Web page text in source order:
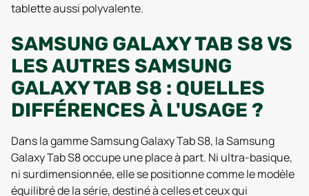
tablette aussi polyvalente.
SAMSUNG GALAXY TAB S8 VS
LES AUTRES SAMSUNG
GALAXY TAB S8 : QUELLES
DIFFÉRENCES À L'USAGE ?
Dans la gamme Samsung Galaxy Tab S8, la Samsung
Galaxy Tab S8 occupe une place à part. Ni ultra-basique,
ni surdimensionnée, elle se positionne comme le modèle
équilibré de la série, destiné à celles et ceux qui